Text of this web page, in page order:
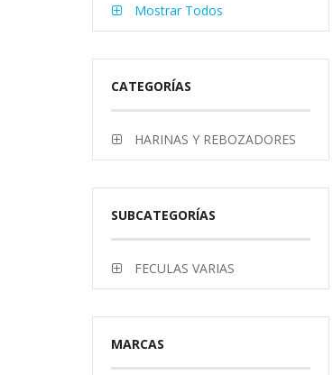
Mostrar Todos
CATEGORÍAS
HARINAS Y REBOZADORES
SUBCATEGORÍAS
FECULAS VARIAS
MARCAS